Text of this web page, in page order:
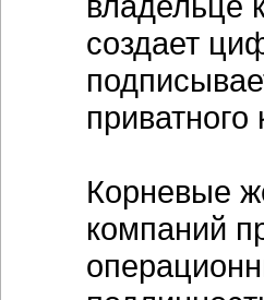
создает
приватного
Корневые
компаний